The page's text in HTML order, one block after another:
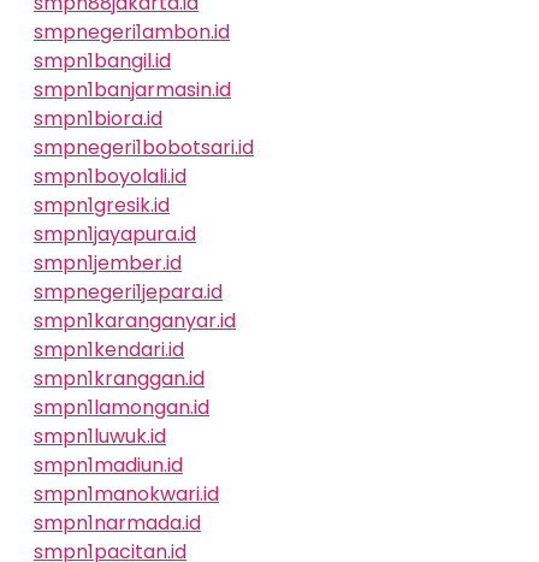
smpnegeri1ambon.id
smpn1bangil.id
smpn1banjarmasin.id
smpn1biora.id
smpnegeri1bobotsari.id
smpn1boyolali.id
smpn1gresik.id
smpn1jayapura.id
smpn1jember.id
smpnegeri1jepara.id
smpn1karanganyar.id
smpn1kendari.id
smpn1kranggan.id
smpn1lamongan.id
smpn1luwuk.id
smpn1madiun.id
smpn1manokwari.id
smpn1narmada.id
smpn1pacitan.id